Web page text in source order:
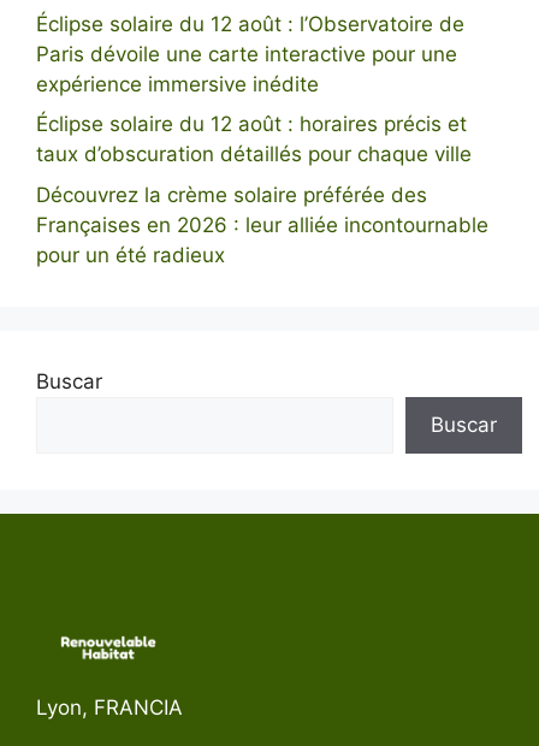
Éclipse solaire du 12 août : l’Observatoire de
Paris dévoile une carte interactive pour une
expérience immersive inédite
Éclipse solaire du 12 août : horaires précis et
taux d’obscuration détaillés pour chaque ville
Découvrez la crème solaire préférée des
Françaises en 2026 : leur alliée incontournable
pour un été radieux
Buscar
Buscar
Lyon, FRANCIA